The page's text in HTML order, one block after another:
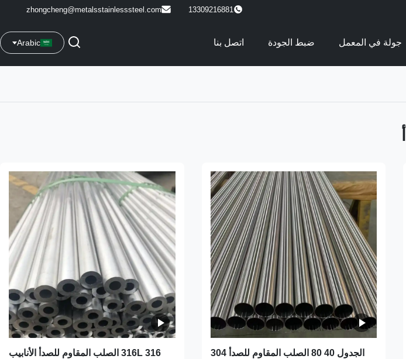
13309216881
zhongcheng@metalsstainlesssteel.com
جولة في المعمل ضبط الجودة اتصل بنا Arabic
الجدول 40 80 الصلب المقاوم للصدأ 304
316 316L الصلب المقاوم للصدأ الأنابيب